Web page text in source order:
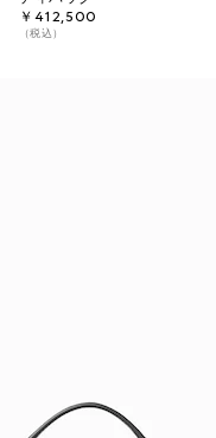
￥412,500
（税込）